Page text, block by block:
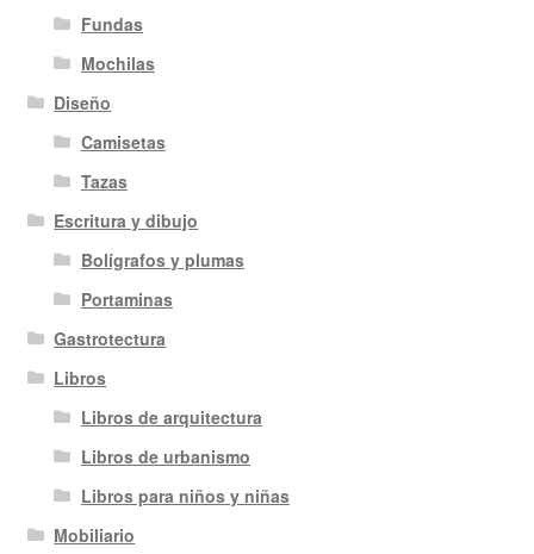
Fundas
Mochilas
Diseño
Camisetas
Tazas
Escritura y dibujo
Bolígrafos y plumas
Portaminas
Gastrotectura
Libros
Libros de arquitectura
Libros de urbanismo
Libros para niños y niñas
Mobiliario